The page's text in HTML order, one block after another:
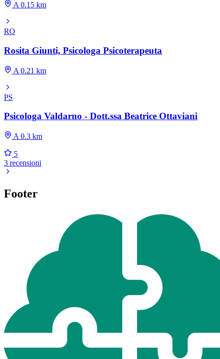
A 0.15 km
RO
Rosita Giunti, Psicologa Psicoterapeuta
A 0.21 km
PS
Psicologa Valdarno - Dott.ssa Beatrice Ottaviani
A 0.3 km
5
3 recensioni
Footer